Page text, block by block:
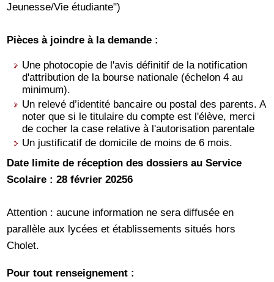
Jeunesse/Vie étudiante")
Pièces à joindre à la demande :
Une photocopie de l'avis définitif de la notification
d'attribution de la bourse nationale (échelon 4 au
minimum).
Un relevé d’identité bancaire ou postal des parents. A
noter que si le titulaire du compte est l'élève, merci
de cocher la case relative à l'autorisation parentale
Un justificatif de domicile de moins de 6 mois.
Date limite de réception des dossiers au Service
Scolaire : 28 février 20256
Attention : aucune information ne sera diffusée en
parallèle aux lycées et établissements situés hors
Cholet.
Pour tout renseignement :